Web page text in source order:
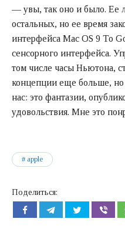
— увы, так оно и было. Ее
остальных, но ее время
интерфейса Mac OS 9 To
сенсорного интерфейса.
том числе часы Ньютона,
концепции еще больше, но
нас: это фантазии,
удовольствия. Мне это
apple
Поделиться: